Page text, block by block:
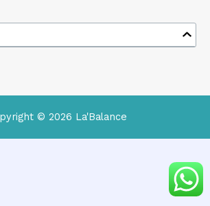
© 2026 La'Balance